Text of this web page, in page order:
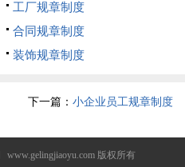
工厂规章制度
合同规章制度
装饰规章制度
下一篇：小企业员工规章制度
www.gelingjiaoyu.com 版权所有